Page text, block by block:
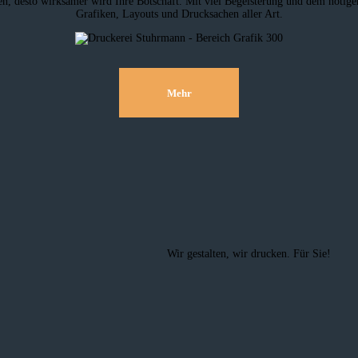
Grafiken, Layouts und Drucksachen aller Art.
Mehr
Wir gestalten, wir drucken. Für Sie!